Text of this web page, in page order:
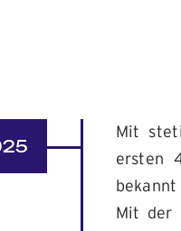
Mit
ersten
Mit der